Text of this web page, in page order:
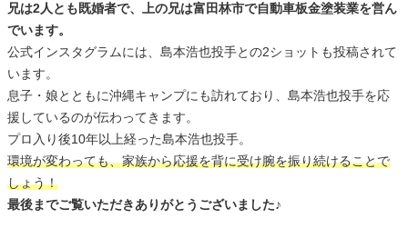
兄は2人とも既婚者で、上の兄は富田林市で自動車板金塗装業を営ん
でいます。
公式インスタグラムには、島本浩也投手との2ショットも投稿されて
います。
息子・娘とともに沖縄キャンプにも訪れており、島本浩也投手を応
援しているのが伝わってきます。
プロ入り後10年以上経った島本浩也投手。
環境が変わっても、家族から応援を背に受け腕を振り続けることで
しょう！
最後までご覧いただきありがとうございました♪